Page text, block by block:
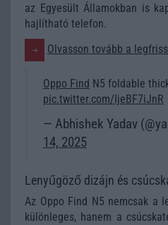
az Egyesült Államokban is
hajlítható telefon.
Olvasson tovább a
Oppo Find N5 foldable
pic.twitter.com/IjeBF7iJnR
— Abhishek Yadav
14, 2025
Lenyűgöző dizájn és
Az Oppo Find N5 nemcsak a
különleges, hanem a